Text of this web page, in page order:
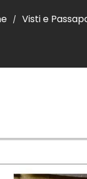
/ Visti e